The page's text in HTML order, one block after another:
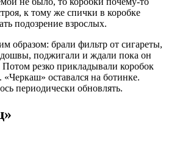
к тому же спички в коробке
подозрение взрослых.
образом: брали фильтр от сигареты,
поджигали и ждали пока он
Потом резко прикладывали коробок
оставался на ботинке.
периодически обновлять.